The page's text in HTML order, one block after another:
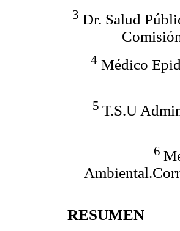
3 Dr. Salud
4Médico
5 T.S.U
6
RESUMEN